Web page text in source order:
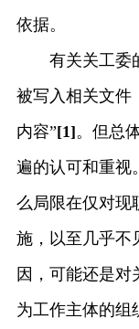
依据。
有关关工委的
被写入相关文件
内容”[1]。但总
遍的认可和重视
么局限在仅对现
施，以至几乎不
因，可能还是
为工作主体的组